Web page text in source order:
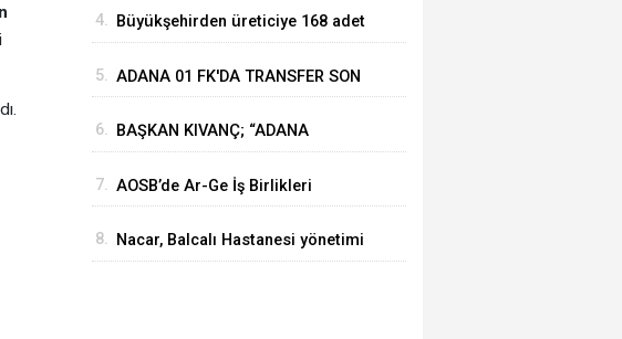
4. Büyükşehirden üreticiye 168 adet
5. ADANA 01 FK'DA TRANSFER SON
6. BAŞKAN KIVANÇ; “ADANA
DOLARA YAKLAŞTI”
7. AOSB’de Ar-Ge İş Birlikleri
8. Nacar, Balcalı Hastanesi yönetimi